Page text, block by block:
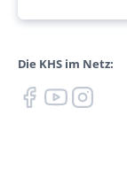
Die KHS im Netz: